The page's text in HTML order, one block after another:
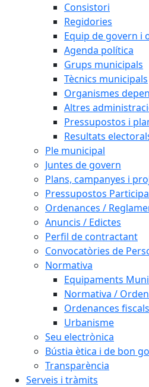
Consistori
Regidories
Equip de govern i
Agenda política
Grups municipals
Tècnics municipals
Organismes
Altres
Pressupostos i
Resultats
Ple municipal
Juntes de govern
Plans, campanyes i
Pressupostos
Ordenances /
Anuncis / Edictes
Perfil de contractant
Convocatòries de
Normativa
Equipaments
Normativa /
Ordenances fiscals
Urbanisme
Seu electrònica
Bústia ètica i de bon
Transparència
Serveis i tràmits